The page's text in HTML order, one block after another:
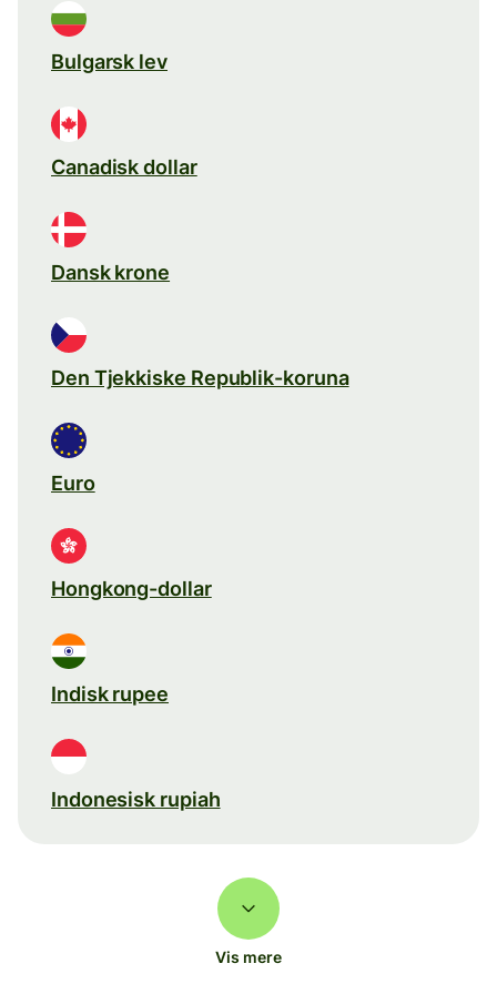
Bulgarsk lev
Canadisk dollar
Dansk krone
Den Tjekkiske Republik-koruna
Euro
Hongkong-dollar
Indisk rupee
Indonesisk rupiah
Vis mere